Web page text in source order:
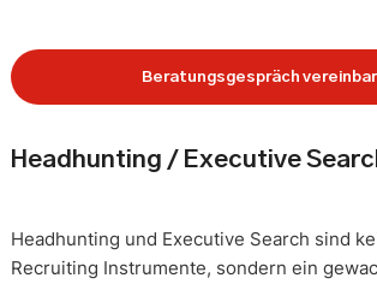
Beratungsgespräch
Headhunting / Executive
Headhunting und Executive Search sind
Recruiting Instrumente, sondern ein